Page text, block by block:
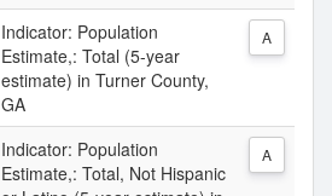
Indicator: Population
Estimate,: Total (5-year
estimate) in Turner County,
GA
A
Indicator: Population
Estimate,: Total, Not Hispanic
A